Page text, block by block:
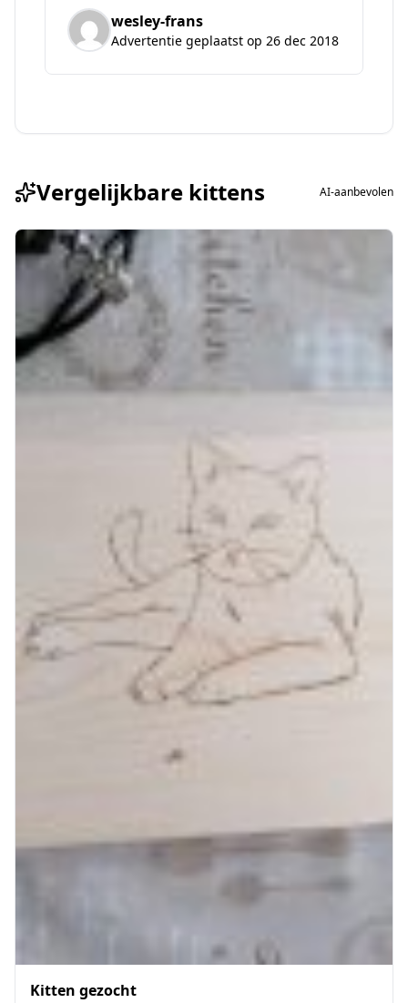
wesley-frans
Advertentie geplaatst op 26 dec 2018
Vergelijkbare kittens AI-aanbevolen
Kitten gezocht